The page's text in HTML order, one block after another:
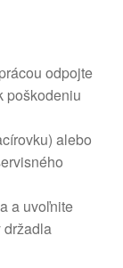
odpojte
poškodeniu
alebo
a uvoľnite
držadla